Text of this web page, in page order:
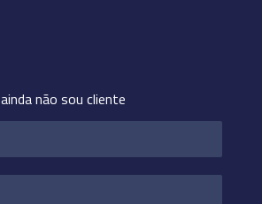
ainda não sou cliente